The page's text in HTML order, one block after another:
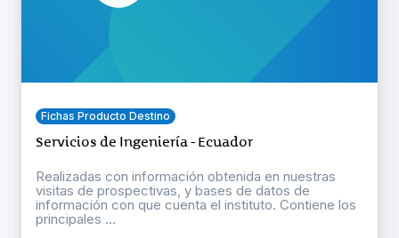
Fichas Producto Destino
Servicios de Ingeniería - Ecuador
Realizadas con información obtenida en nuestras
visitas de prospectivas, y bases de datos de
información con que cuenta el instituto. Contiene los
principales ...